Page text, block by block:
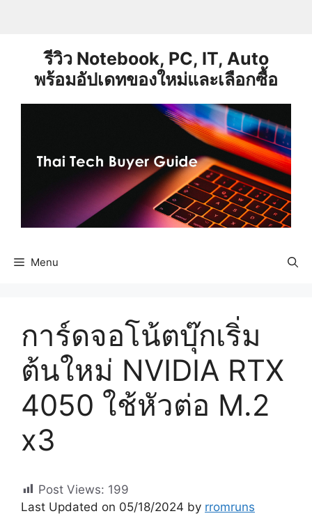
รีวิว Notebook, PC, IT, Auto
พร้อมอัปเดทของใหม่และเลือกซื้อ
Menu
การ์ดจอโน้ตบุ๊กเริ่ม
ต้นใหม่ NVIDIA RTX
4050 ใช้หัวต่อ M.2
x3
Post Views: 199
Last Updated on 05/18/2024 by rromruns